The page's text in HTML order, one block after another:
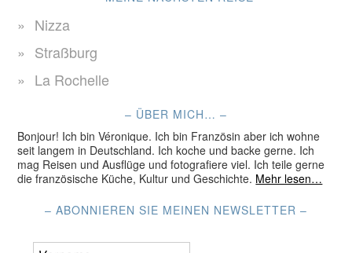
Nizza
Straßburg
La Rochelle
– ÜBER MICH… –
Bonjour! Ich bin Véronique. Ich bin Französin aber ich wohne
seit langem in Deutschland. Ich koche und backe gerne. Ich
mag Reisen und Ausflüge und fotografiere viel. Ich teile gerne
die französische Küche, Kultur und Geschichte. Mehr lesen…
– ABONNIEREN SIE MEINEN NEWSLETTER –